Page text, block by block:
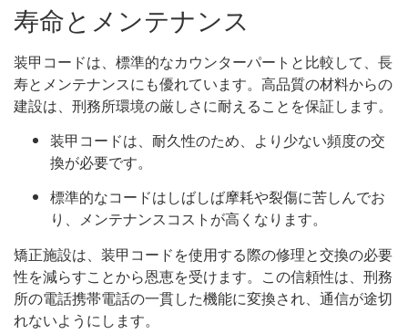
寿命とメンテナンス
装甲コードは、標準的なカウンターパートと比較して、長
寿とメンテナンスにも優れています。高品質の材料からの
建設は、刑務所環境の厳しさに耐えることを保証します。
装甲コードは、耐久性のため、より少ない頻度の交
換が必要です。
標準的なコードはしばしば摩耗や裂傷に苦しんでお
り、メンテナンスコストが高くなります。
矯正施設は、装甲コードを使用する際の修理と交換の必要
性を減らすことから恩恵を受けます。この信頼性は、刑務
所の電話携帯電話の一貫した機能に変換され、通信が途切
れないようにします。